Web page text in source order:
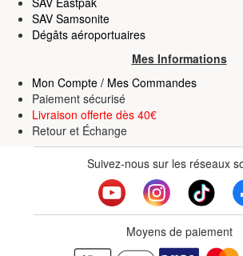
SAV Samsonite
Dégâts aéroportuaires
Mes Informations
Mon Compte / Mes Commandes
Paiement sécurisé
Livraison offerte dès 40€
Retour et Échange
Suivez-nous sur les réseaux
Moyens de paiement